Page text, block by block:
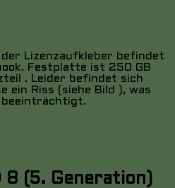
Lizenzaufkleber befindet
Festplatte ist 250 GB
. Leider befindet sich
ein Riss (siehe Bild ), was
8 (5. Generation)